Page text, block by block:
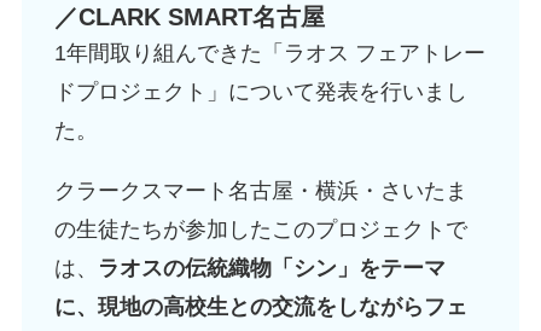
／CLARK SMART名古屋
1年間取り組んできた「ラオス フェアトレー
ドプロジェクト」について発表を行いまし
た。
クラークスマート名古屋・横浜・さいたま
の生徒たちが参加したこのプロジェクトで
は、
ラオスの伝統織物「シン」をテーマ
に、現地の高校生との交流をしながらフェ